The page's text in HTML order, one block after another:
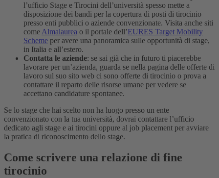
l’ufficio Stage e Tirocini dell’università spesso mette a
disposizione dei bandi per la copertura di posti di tirocinio
presso enti pubblici o aziende convenzionate. Visita anche siti
come Almalaurea o il portale dell’EURES Target Mobility
Scheme per avere una panoramica sulle opportunità di stage,
in Italia e all’estero.
Contatta le aziende: se sai già che in futuro ti piacerebbe
lavorare per un’azienda, guarda se nella pagina delle offerte di
lavoro sul suo sito web ci sono offerte di tirocinio o prova a
contattare il reparto delle risorse umane per vedere se
accettano candidature spontanee.
Se lo stage che hai scelto non ha luogo presso un ente
convenzionato con la tua università, dovrai contattare l’ufficio
dedicato agli stage e ai tirocini oppure al job placement per avviare
la pratica di riconoscimento dello stage.
Come scrivere una relazione di fine
tirocinio